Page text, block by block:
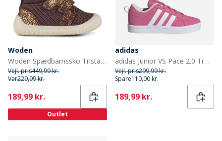
Woden
Woden Spædbarnssko Tristan Pearl Prewalker til Piger 780 Fudge
Vejl. pris449,99 kr.
Var229,99 kr.
Current
189,99 kr.
Outlet
adidas
adidas Junior VS Pace 2.0 Træningssko Pink Fusion/Cloud White/Clear Pink
Vejl. pris299,99 kr.
Spare110,00 kr.
Current
189,99 kr.